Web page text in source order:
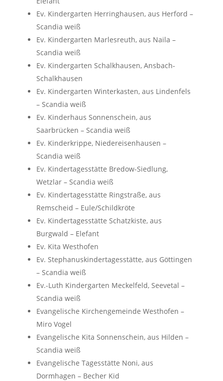
Ev. Kindergarten Herringhausen, aus Herford –
Scandia weiß
Ev. Kindergarten Marlesreuth, aus Naila –
Scandia weiß
Ev. Kindergarten Schalkhausen, Ansbach-
Schalkhausen
Ev. Kindergarten Winterkasten, aus Lindenfels
– Scandia weiß
Ev. Kinderhaus Sonnenschein, aus
Saarbrücken – Scandia weiß
Ev. Kinderkrippe, Niedereisenhausen –
Scandia weiß
Ev. Kindertagesstätte Bredow-Siedlung,
Wetzlar – Scandia weiß
Ev. Kindertagesstätte Ringstraße, aus
Remscheid – Eule/Schildkröte
Ev. Kindertagesstätte Schatzkiste, aus
Burgwald – Elefant
Ev. Kita Westhofen
Ev. Stephanuskindertagesstätte, aus Göttingen
– Scandia weiß
Ev.-Luth Kindergarten Meckelfeld, Seevetal –
Scandia weiß
Evangelische Kirchengemeinde Westhofen –
Miro Vogel
Evangelische Kita Sonnenschein, aus Hilden –
Scandia weiß
Evangelische Tagesstätte Noni, aus
Dormhagen – Becher Kid